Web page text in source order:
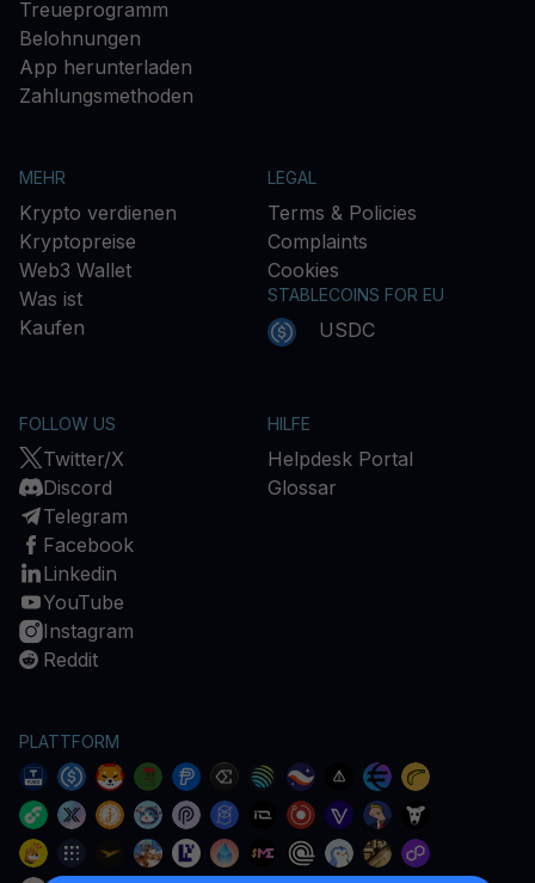
Treueprogramm
Belohnungen
App herunterladen
Zahlungsmethoden
MEHR
Krypto verdienen
Kryptopreise
Web3 Wallet
Was ist
Kaufen
LEGAL
Terms & Policies
Complaints
Cookies
STABLECOINS FOR EU
USDC
FOLLOW US
Twitter/X
Discord
Telegram
Facebook
Linkedin
YouTube
Instagram
Reddit
HILFE
Helpdesk Portal
Glossar
PLATTFORM